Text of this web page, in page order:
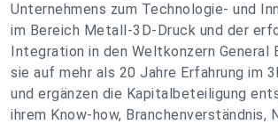
Unternehmens zum Technologie- und
im Bereich Metall-3D-Druck und der
Integration in den Weltkonzern General
sie auf mehr als 20 Jahre Erfahrung im
und ergänzen die Kapitalbeteiligung
ihrem Know-how, Branchenverständnis,